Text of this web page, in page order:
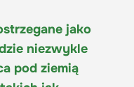
jako
niezwykle
pod ziemią